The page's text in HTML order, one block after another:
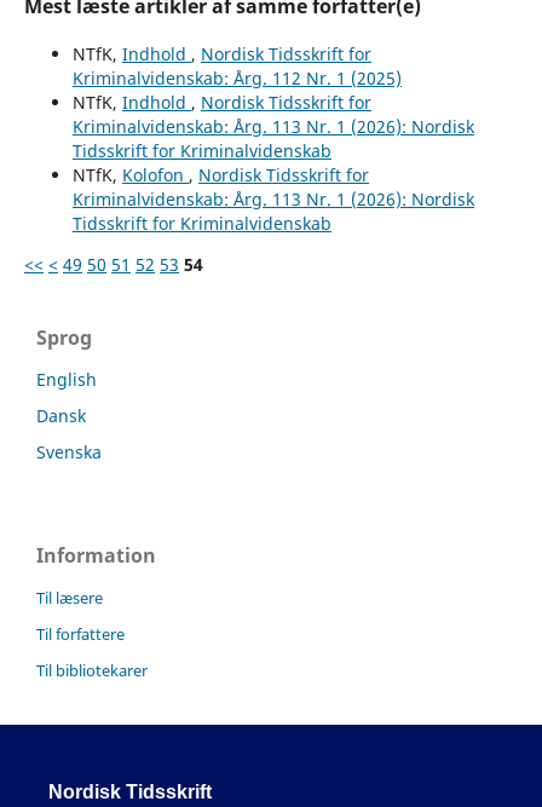
Mest læste artikler af samme forfatter(e)
NTfK, Indhold , Nordisk Tidsskrift for
Kriminalvidenskab: Årg. 112 Nr. 1 (2025)
NTfK, Indhold , Nordisk Tidsskrift for
Kriminalvidenskab: Årg. 113 Nr. 1 (2026): Nordisk
Tidsskrift for Kriminalvidenskab
NTfK, Kolofon , Nordisk Tidsskrift for
Kriminalvidenskab: Årg. 113 Nr. 1 (2026): Nordisk
Tidsskrift for Kriminalvidenskab
<< < 49 50 51 52 53 54
Sprog
English
Dansk
Svenska
Information
Til læsere
Til forfattere
Til bibliotekarer
Nordisk Tidsskrift